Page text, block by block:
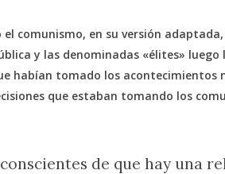
el comunismo, en su versión
y las denominadas «élites»
habían tomado los acontecimientos
que estaban tomando los
conscientes de que hay una